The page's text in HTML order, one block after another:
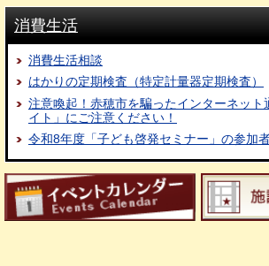
消費生活
消費生活相談
はかりの定期検査（特定計量器定期検査）
注意喚起！赤穂市を騙ったインターネット
イト」にご注意ください！
令和8年度「子ども啓発セミナー」の参加